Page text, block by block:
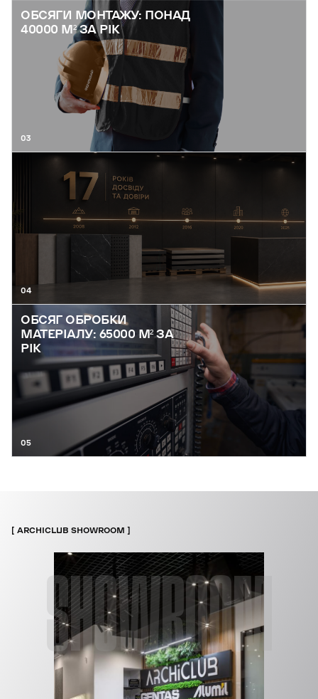
ОБСЯГИ МОНТАЖУ: ПОНАД
40000 М² ЗА РІК
03
04
ОБСЯГ ОБРОБКИ
МАТЕРІАЛУ: 65000 М² ЗА
РІК
05
SHOWROOM
ARCHICLUB SHOWROOM